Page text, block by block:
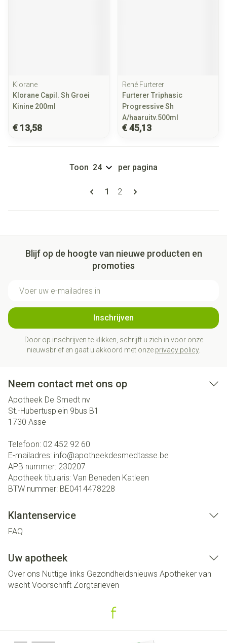
Klorane
Klorane Capil. Sh Groei
Kinine 200ml
€ 13,58
René Furterer
Furterer Triphasic
Progressive Sh
A/haaruitv.500ml
€ 45,13
Pagina's
U lees momenteel pagina
1 Pagina
2
Toon per pagina
Blijf op de hoogte van nieuwe producten en
promoties
Inschrijven
Door op inschrijven te klikken, schrijft u zich in voor onze
nieuwsbrief en gaat u akkoord met onze privacy policy.
Neem contact met ons op
Apotheek De Smedt nv
St.-Hubertusplein 9bus B1
1730 Asse
Telefoon: 02 452 92 60
E-mailadres: info@apotheekdesmedtasse.be
APB nummer: 230207
Apotheek titularis: Van Beneden Katleen
BTW nummer: BE0414478228
Klantenservice
FAQ
Uw apotheek
Over ons Nuttige links Gezondheidsnieuws Apotheker van
wacht Voorschrift Zorgtarieven